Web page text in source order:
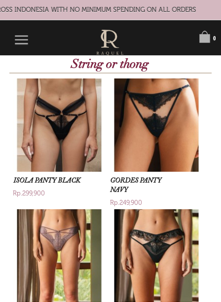
INDONESIA WITH NO MINIMUM SPENDING ON ALL ORDERS
0
String or thong
ISOLA PANTY BLACK
Rp.299,900
GORDES PANTY
NAVY
Rp.249,900